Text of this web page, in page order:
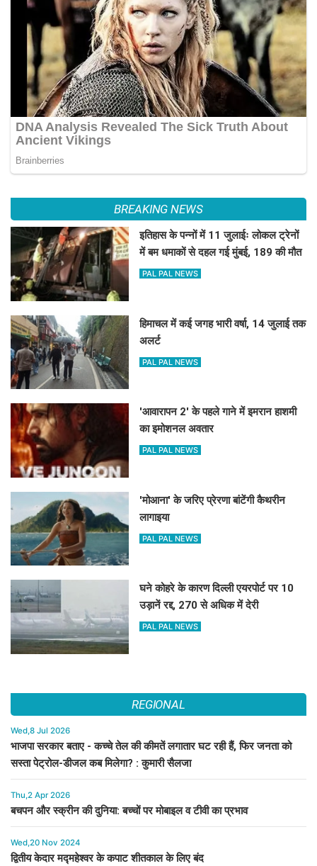
BREAKING NEWS
इतिहास के पन्नों में 11 जुलाईः लोकल ट्रेनों
में बम धमाकों से दहल गई मुंबई, 189 की मौत
PAL PAL NEWS
हिमाचल में कई जगह भारी वर्षा, 14 जुलाई तक
अलर्ट
PAL PAL NEWS
'आवारापन 2' के पहले गाने में इमरान हाशमी
का इमोशनल अवतार
PAL PAL NEWS
'मोआना' के जरिए प्रेरणा बांटेंगी कैथरीन
लागाइया
PAL PAL NEWS
घने कोहरे के कारण दिल्ली एयरपोर्ट पर 10
उड़ानें रद्द, 270 से अधिक में देरी
PAL PAL NEWS
REGIONAL
Wed,8 Jul 2026
भाजपा सरकार बताए - कच्चे तेल की कीमतें लगातार घट रही हैं, फिर जनता को
सस्ता पेट्रोल-डीजल कब मिलेगा? : कुमारी सैलजा
Thu,2 Apr 2026
बचपन और स्क्रीन की दुनिया: बच्चों पर मोबाइल व टीवी का प्रभाव
Wed,20 Nov 2024
द्वितीय केदार मद्महेश्वर के कपाट शीतकाल के लिए बंद